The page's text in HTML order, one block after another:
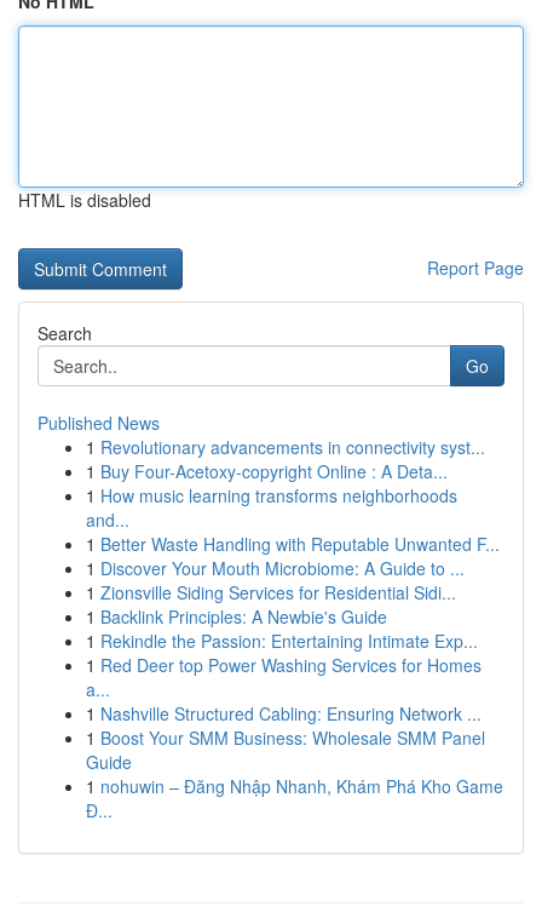
HTML is disabled
Report Page
Search
Go
Published News
1 Revolutionary advancements in connectivity syst...
1 Buy Four-Acetoxy-copyright Online : A Deta...
1 How music learning transforms neighborhoods
and...
1 Better Waste Handling with Reputable Unwanted F...
1 Discover Your Mouth Microbiome: A Guide to ...
1 Zionsville Siding Services for Residential Sidi...
1 Backlink Principles: A Newbie's Guide
1 Rekindle the Passion: Entertaining Intimate Exp...
1 Red Deer top Power Washing Services for Homes
a...
1 Nashville Structured Cabling: Ensuring Network ...
1 Boost Your SMM Business: Wholesale SMM Panel
Guide
1 nohuwin – Đăng Nhập Nhanh, Khám Phá Kho Game
Đ...